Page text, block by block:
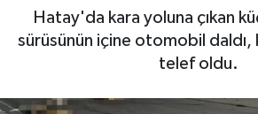
Hatay'da kara yoluna çıkan
sürüsünün içine otomobil daldı,
telef oldu.
Son Dakika Haberleri